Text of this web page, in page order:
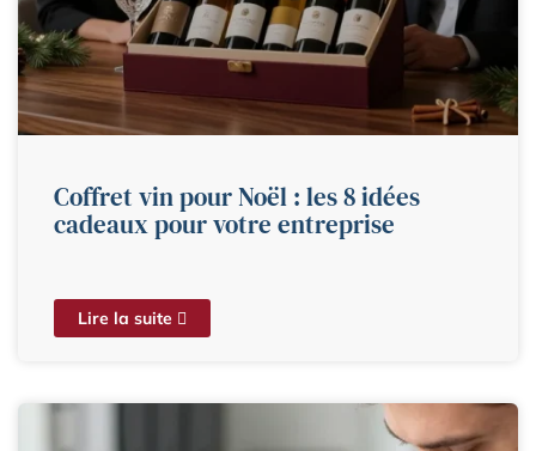
Coffret vin pour Noël : les 8 idées
cadeaux pour votre entreprise
Lire la suite